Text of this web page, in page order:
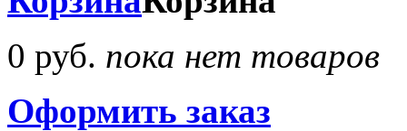
0 руб. пока нет товаров
Оформить заказ